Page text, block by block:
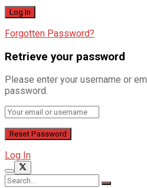
Forgotten Password?
Retrieve your password
Please enter your username or
password.
Log In